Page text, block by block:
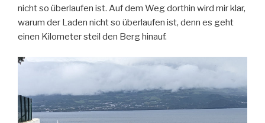
nicht so überlaufen ist. Auf dem Weg dorthin wird mir klar,
warum der Laden nicht so überlaufen ist, denn es geht
einen Kilometer steil den Berg hinauf.